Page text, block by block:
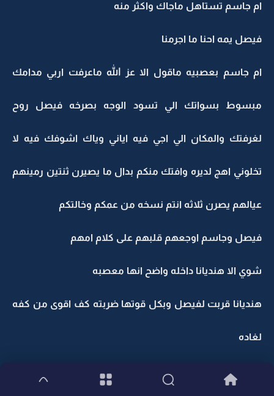
ام جاسم تستاهل ماجاك واكثر منه
فيصل يمه احنا ما اجرمنا
ام جاسم بعصبيه ماقول الا عز الله ماعرفت اربي مدامك
مبسوط بسواتك الي تسود الوجه بصرخه فيصل روح
لغرفتك والمكان الي اجي فيه اياني وياك اشوفك فيه لا
تخلوني اهج لديره وافتك منكم بدال ما يصيرن ثنتين رمينهم
عيالهم يصرن ثلاثه انتم نسخه من عمكم وخالتكم
فيصل وجاسم اوجعهم قلبهم على كلام امهم
شوي الا هنديانا داخله واضح انها معصبه
هنديانا قربت لفيصل وبكل قوتها ضربته كف اقوى من كفه
لغاده